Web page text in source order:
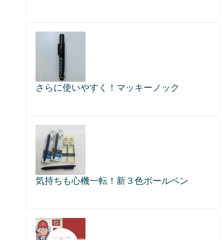
さらに使いやすく！マッキーノック
気持ちも心機一転！新３色ボールペン